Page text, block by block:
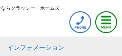
らクラッシー・ホームズ
インフォメーション